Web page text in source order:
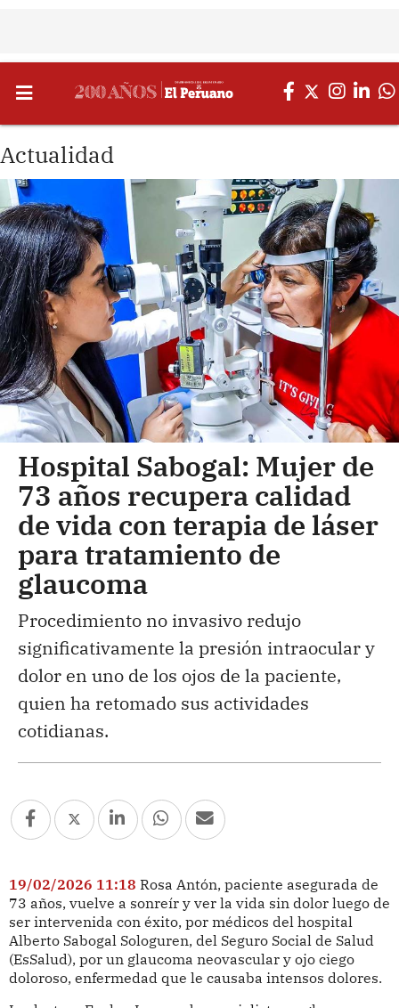
Actualidad
Hospital Sabogal: Mujer de
73 años recupera calidad
de vida con terapia de láser
para tratamiento de
glaucoma
Procedimiento no invasivo redujo
significativamente la presión intraocular y
dolor en uno de los ojos de la paciente,
quien ha retomado sus actividades
cotidianas.
19/02/2026 11:18 Rosa Antón, paciente asegurada de
73 años, vuelve a sonreír y ver la vida sin dolor luego de
ser intervenida con éxito, por médicos del hospital
Alberto Sabogal Sologuren, del Seguro Social de Salud
(EsSalud), por un glaucoma neovascular y ojo ciego
doloroso, enfermedad que le causaba intensos dolores.